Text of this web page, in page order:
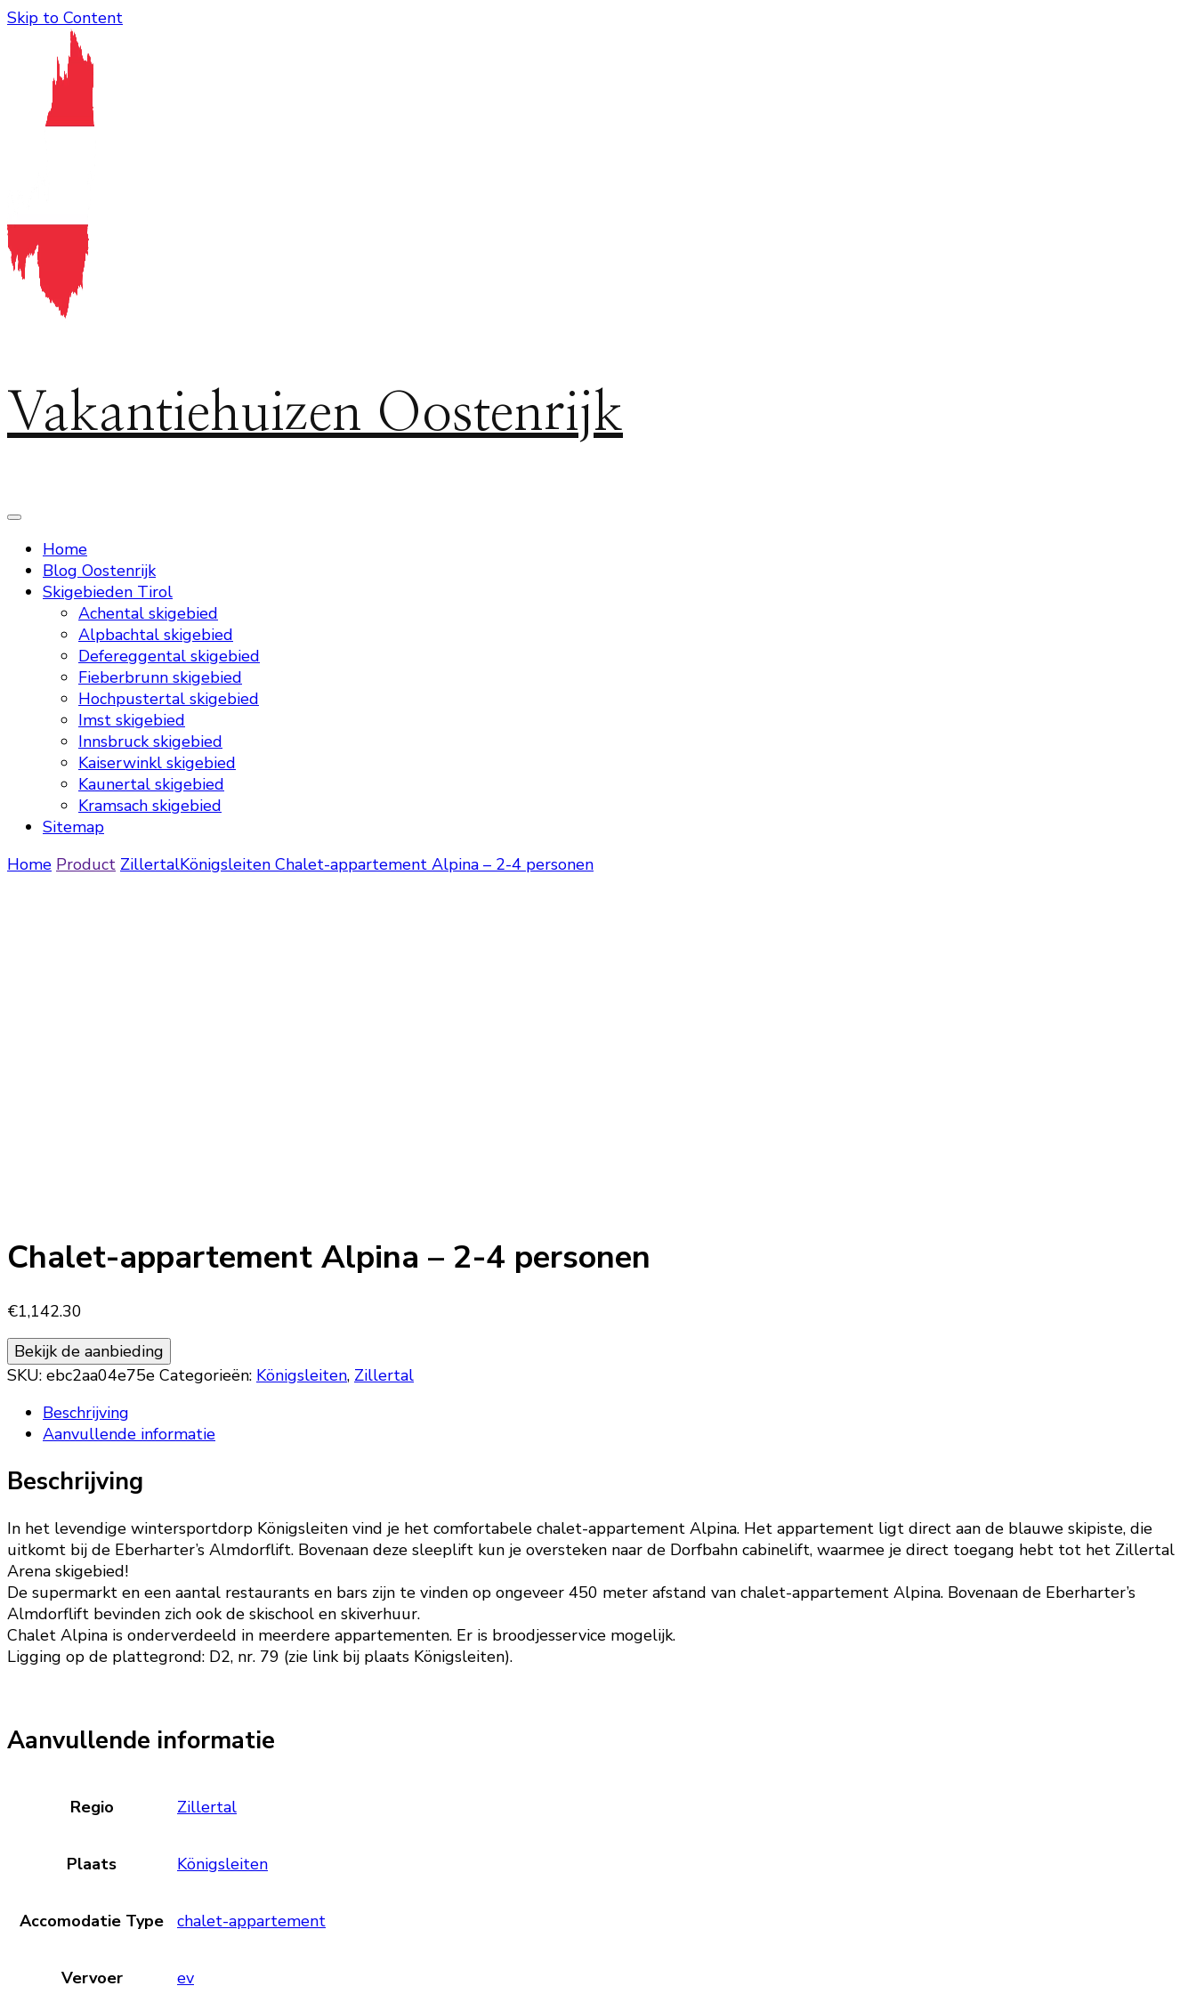
Skip to Content
Vakantiehuizen Oostenrijk
Home
Blog Oostenrijk
Skigebieden Tirol
Achental skigebied
Alpbachtal skigebied
Defereggental skigebied
Fieberbrunn skigebied
Hochpustertal skigebied
Imst skigebied
Innsbruck skigebied
Kaiserwinkl skigebied
Kaunertal skigebied
Kramsach skigebied
Sitemap
Home Product ZillertalKönigsleiten Chalet-appartement Alpina – 2-4 personen
Chalet-appartement Alpina – 2-4 personen
€1,142.30
Bekijk de aanbieding
SKU: ebc2aa04e75e Categorieën: Königsleiten, Zillertal
Beschrijving
Aanvullende informatie
Beschrijving
In het levendige wintersportdorp Königsleiten vind je het comfortabele chalet-appartement Alpina. Het appartement ligt direct aan de blauwe skipiste, die
uitkomt bij de Eberharter’s Almdorflift. Bovenaan deze sleeplift kun je oversteken naar de Dorfbahn cabinelift, waarmee je direct toegang hebt tot het Zillertal
Arena skigebied!
De supermarkt en een aantal restaurants en bars zijn te vinden op ongeveer 450 meter afstand van chalet-appartement Alpina. Bovenaan de Eberharter’s
Almdorflift bevinden zich ook de skischool en skiverhuur.
Chalet Alpina is onderverdeeld in meerdere appartementen. Er is broodjesservice mogelijk.
Ligging op de plattegrond: D2, nr. 79 (zie link bij plaats Königsleiten).
Aanvullende informatie
Regio Zillertal
Plaats Königsleiten
Accomodatie Type chalet-appartement
Vervoer ev